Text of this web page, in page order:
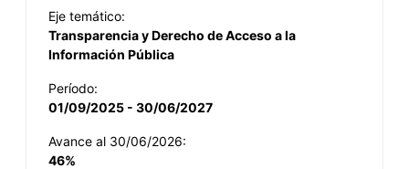
Eje temático:
Transparencia y Derecho de Acceso a la
Información Pública
Período:
01/09/2025 - 30/06/2027
Avance al 30/06/2026:
46%